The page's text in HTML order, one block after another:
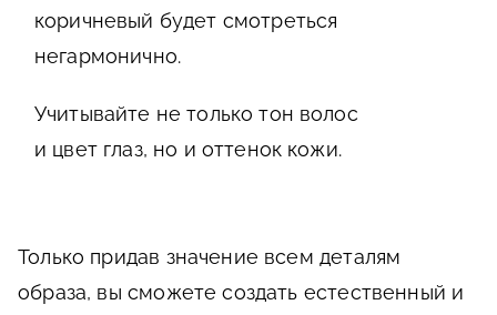
коричневый будет смотреться
негармонично.
Учитывайте не только тон волос
и цвет глаз, но и оттенок кожи.
Только придав значение всем деталям
образа, вы сможете создать естественный и